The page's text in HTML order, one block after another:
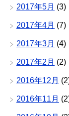
2017年5月 (3)
2017年4月 (7)
2017年3月 (4)
2017年2月 (2)
2016年12月
2016年11月